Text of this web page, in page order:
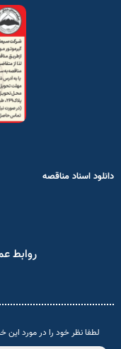
دانلود اسناد مناقصه
روابط
لطفا نظر خود را در مورد این